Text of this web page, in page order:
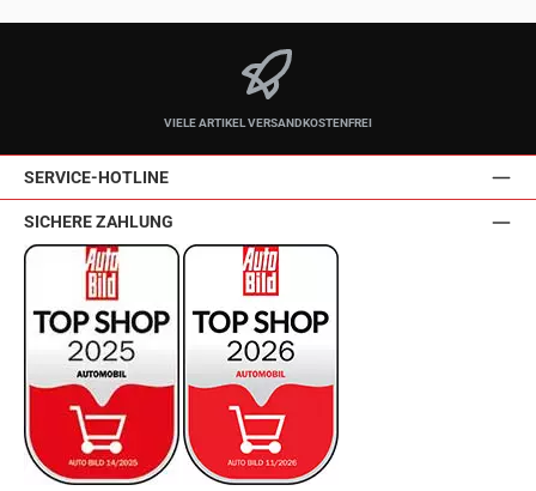
VIELE ARTIKEL VERSANDKOSTENFREI
SERVICE-HOTLINE
SICHERE ZAHLUNG